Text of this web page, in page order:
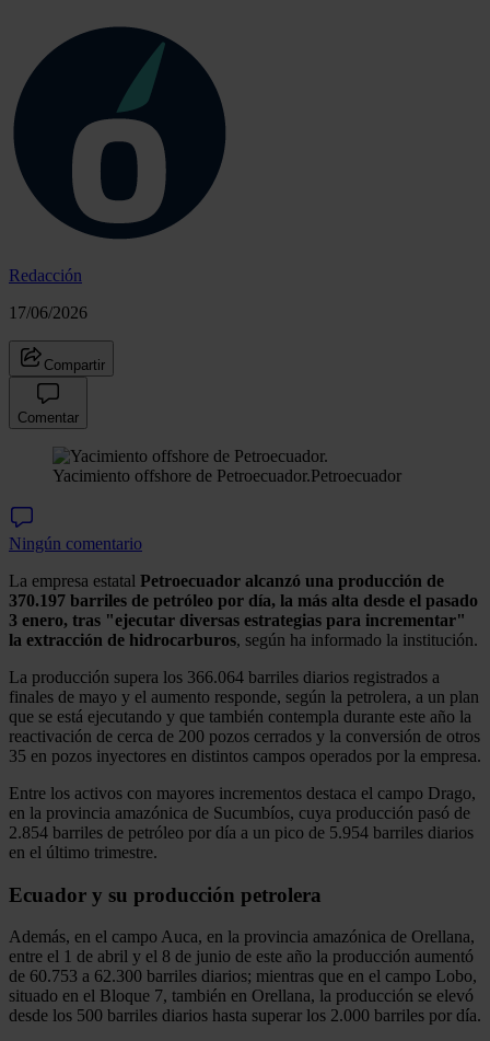
Redacción
17/06/2026
Compartir
Comentar
Yacimiento offshore de Petroecuador.Petroecuador
Ningún comentario
La empresa estatal Petroecuador alcanzó una producción de
370.197 barriles de petróleo por día, la más alta desde el pasado
3 enero, tras "ejecutar diversas estrategias para incrementar"
la extracción de hidrocarburos, según ha informado la institución.
La producción supera los 366.064 barriles diarios registrados a
finales de mayo y el aumento responde, según la petrolera, a un plan
que se está ejecutando y que también contempla durante este año la
reactivación de cerca de 200 pozos cerrados y la conversión de otros
35 en pozos inyectores en distintos campos operados por la empresa.
Entre los activos con mayores incrementos destaca el campo Drago,
en la provincia amazónica de Sucumbíos, cuya producción pasó de
2.854 barriles de petróleo por día a un pico de 5.954 barriles diarios
en el último trimestre.
Ecuador y su producción petrolera
Además, en el campo Auca, en la provincia amazónica de Orellana,
entre el 1 de abril y el 8 de junio de este año la producción aumentó
de 60.753 a 62.300 barriles diarios; mientras que en el campo Lobo,
situado en el Bloque 7, también en Orellana, la producción se elevó
desde los 500 barriles diarios hasta superar los 2.000 barriles por día.